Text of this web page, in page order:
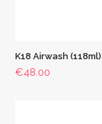
K18 Airwash (118ml)
€48.00